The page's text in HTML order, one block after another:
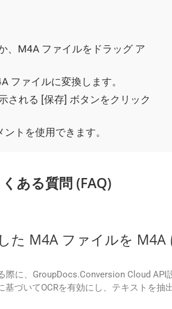
、M4A ファイルをドラッグ ア
ファイルに変換します。
される [保存] ボタンをクリック
トを使用できます。
ある質問 (FAQ)
M4A ファイルを M4A
に、GroupDocs.Conversion Cloud API
づいてOCRを有効にし、テキストを抽